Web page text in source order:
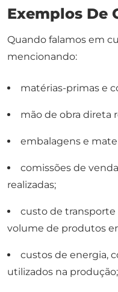
Exemplos De
Quando falamos em
mencionando:
matérias-primas e
mão de obra direta
embalagens e
comissões de
realizadas;
custo de
volume de produtos
custos de energia,
utilizados na produção;